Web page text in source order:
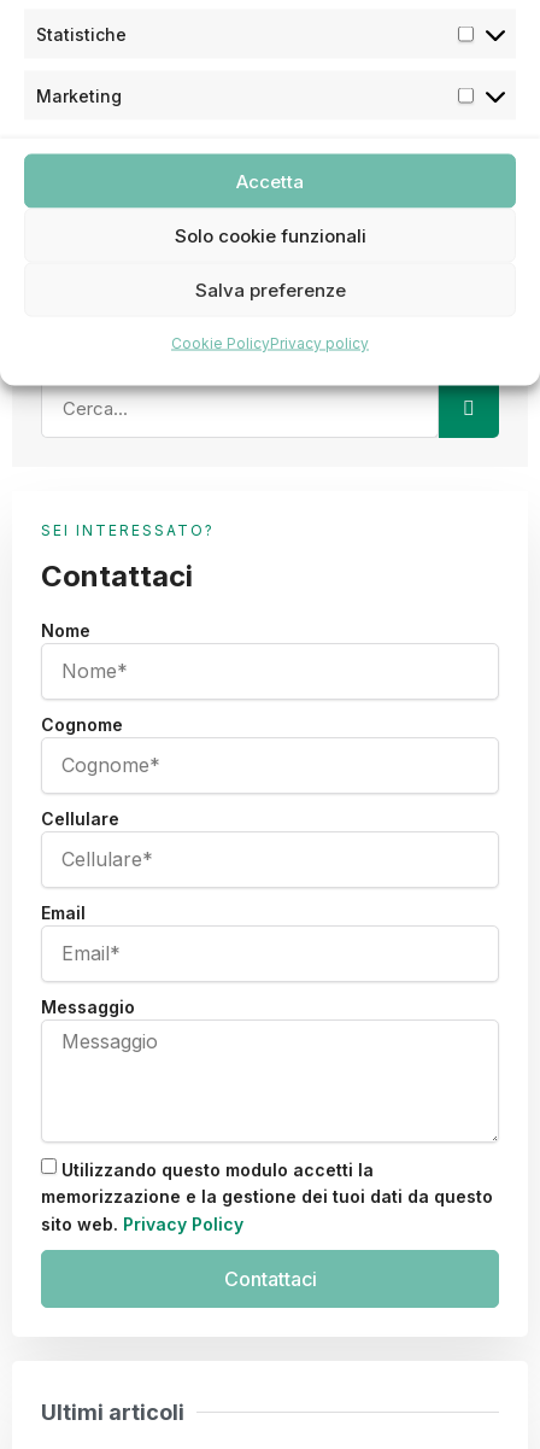
Statistiche
Marketing
Accetta
Solo cookie funzionali
Salva preferenze
Cookie PolicyPrivacy policy
in Ortodonzia all’Università di Napoli e un corso di
SEI INTERESSATO?
Contattaci
Nome
Cognome
Cellulare
Email
Messaggio
Utilizzando questo modulo accetti la
memorizzazione e la gestione dei tuoi dati da questo
sito web. Privacy Policy
Contattaci
Ultimi articoli